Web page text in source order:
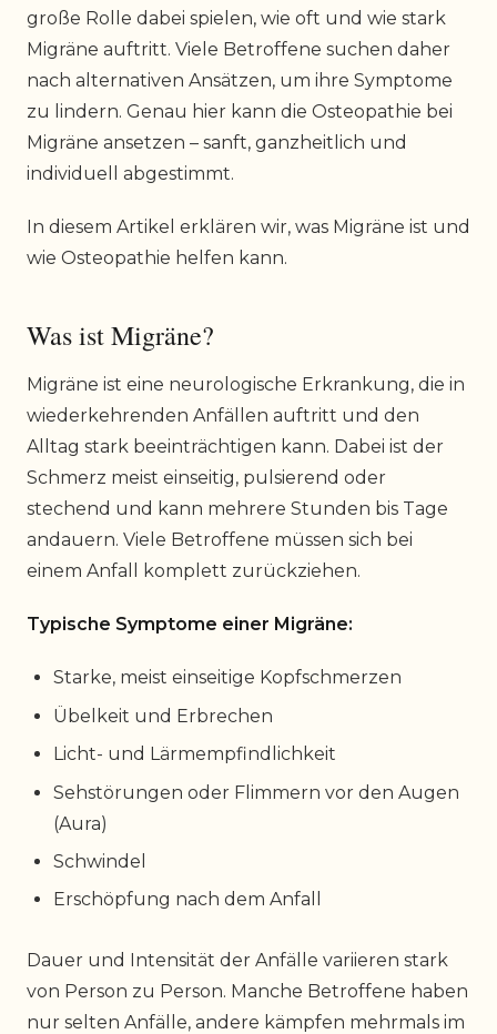
große Rolle dabei spielen, wie oft und wie stark
Migräne auftritt. Viele Betroffene suchen daher
nach alternativen Ansätzen, um ihre Symptome
zu lindern. Genau hier kann die Osteopathie bei
Migräne ansetzen – sanft, ganzheitlich und
individuell abgestimmt.
In diesem Artikel erklären wir, was Migräne ist und
wie Osteopathie helfen kann.
Was ist Migräne?
Migräne ist eine neurologische Erkrankung, die in
wiederkehrenden Anfällen auftritt und den
Alltag stark beeinträchtigen kann. Dabei ist der
Schmerz meist einseitig, pulsierend oder
stechend und kann mehrere Stunden bis Tage
andauern. Viele Betroffene müssen sich bei
einem Anfall komplett zurückziehen.
Typische Symptome einer Migräne:
Starke, meist einseitige Kopfschmerzen
Übelkeit und Erbrechen
Licht- und Lärmempfindlichkeit
Sehstörungen oder Flimmern vor den Augen
(Aura)
Schwindel
Erschöpfung nach dem Anfall
Dauer und Intensität der Anfälle variieren stark
von Person zu Person. Manche Betroffene haben
nur selten Anfälle, andere kämpfen mehrmals im